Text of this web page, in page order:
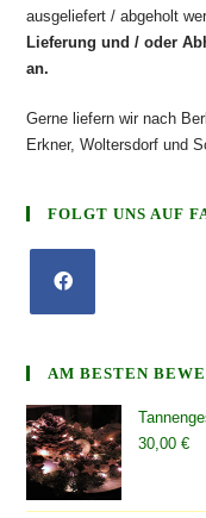
ausgeliefert / abgeholt
Lieferung und / oder
an.
Gerne liefern wir nach
Erkner, Woltersdorf und
FOLGT UNS AUF
AM BESTEN
30,00€